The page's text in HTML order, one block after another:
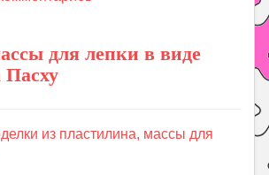
для лепки в виде
из пластилина, массы для